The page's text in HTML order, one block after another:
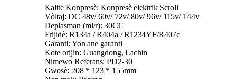
Kalite Konpresè: Konpresè elektrik Scroll
Vòltaj: DC 48v/ 60v/ 72v/ 80v/ 96v/ 115v/ 144v
Deplasman (ml/r): 30CC
Frijidè: R134a / R404a / R1234YF/R407c
Garanti: Yon ane garanti
Kote orijin: Guangdong, Lachin
Nimewo Referans: PD2-30
Gwosè: 208 * 123 * 155mm